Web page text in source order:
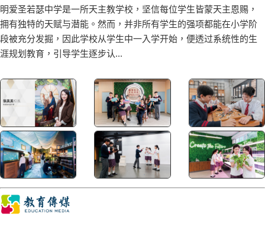
明爱圣若瑟中学是一所天主教学校，坚信每位学生皆蒙天主恩赐，
拥有独特的天赋与潜能。然而，并非所有学生的强项都能在小学阶
段被充分发掘，因此学校从学生中一入学开始，便透过系统性的生
涯规划教育，引导学生逐步认...